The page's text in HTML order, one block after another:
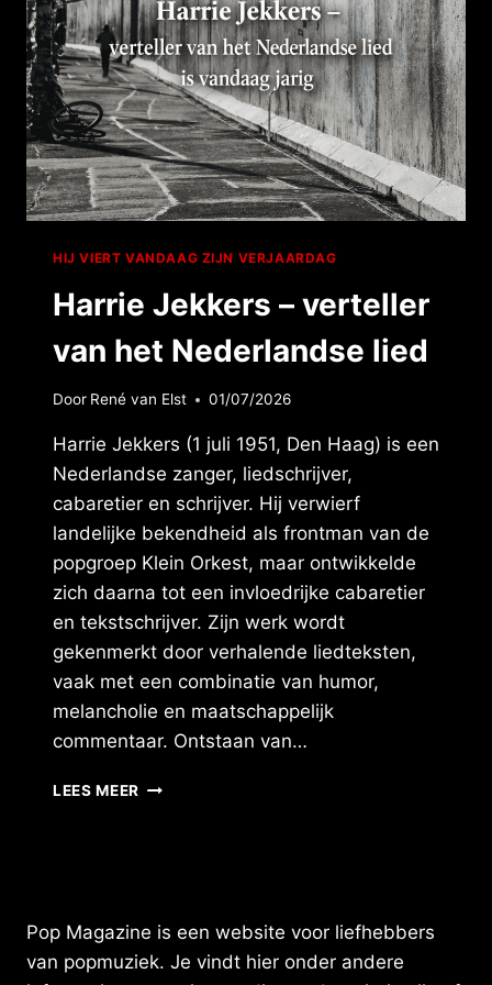
HIJ VIERT VANDAAG ZIJN VERJAARDAG
Harrie Jekkers – verteller
van het Nederlandse lied
Door René van Elst 01/07/2026
Harrie Jekkers (1 juli 1951, Den Haag) is een
Nederlandse zanger, liedschrijver,
cabaretier en schrijver. Hij verwierf
landelijke bekendheid als frontman van de
popgroep Klein Orkest, maar ontwikkelde
zich daarna tot een invloedrijke cabaretier
en tekstschrijver. Zijn werk wordt
gekenmerkt door verhalende liedteksten,
vaak met een combinatie van humor,
melancholie en maatschappelijk
commentaar. Ontstaan van…
LEES MEER HARRIE
NEDERLANDSE
Pop Magazine is een website voor liefhebbers
van popmuziek. Je vindt hier onder andere